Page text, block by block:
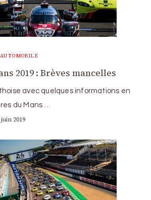
2019 : Brèves mancelles
avec quelques informations en
du Mans …
juin 2019